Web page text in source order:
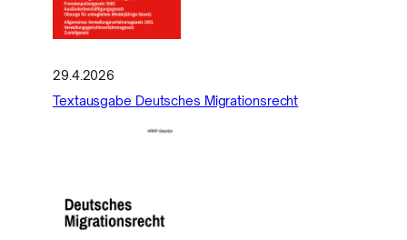
29.4.2026
Textausgabe Deutsches Migrationsrecht